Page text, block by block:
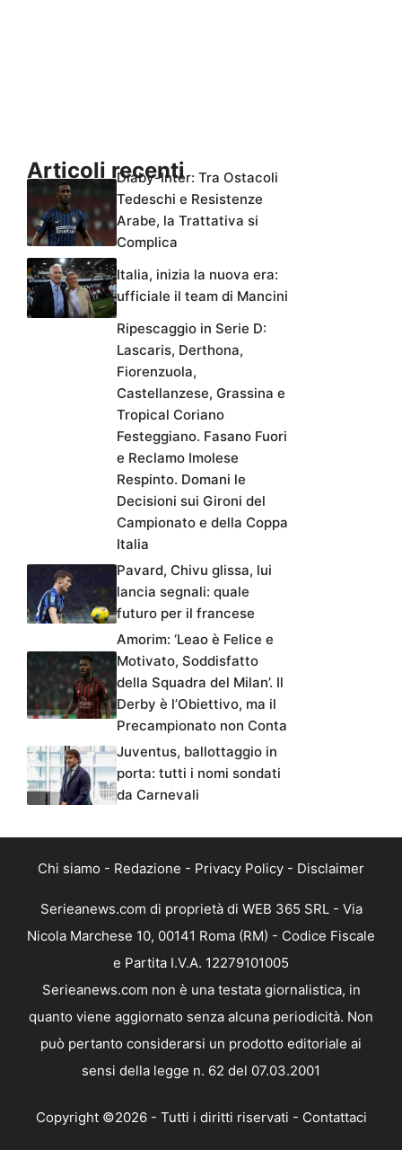
Articoli recentiDiaby-Inter: Tra Ostacoli
Tedeschi e Resistenze
Arabe, la Trattativa si
Complica
Italia, inizia la nuova era:
ufficiale il team di Mancini
Ripescaggio in Serie D:
Lascaris, Derthona,
Fiorenzuola,
Castellanzese, Grassina e
Tropical Coriano
Festeggiano. Fasano Fuori
e Reclamo Imolese
Respinto. Domani le
Decisioni sui Gironi del
Campionato e della Coppa
Italia
Pavard, Chivu glissa, lui
lancia segnali: quale
futuro per il francese
Amorim: ‘Leao è Felice e
Motivato, Soddisfatto
della Squadra del Milan’. Il
Derby è l’Obiettivo, ma il
Precampionato non Conta
Juventus, ballottaggio in
porta: tutti i nomi sondati
da Carnevali
Chi siamo - Redazione - Privacy Policy - Disclaimer
Serieanews.com di proprietà di WEB 365 SRL - Via
Nicola Marchese 10, 00141 Roma (RM) - Codice Fiscale
e Partita I.V.A. 12279101005
Serieanews.com non è una testata giornalistica, in
quanto viene aggiornato senza alcuna periodicità. Non
può pertanto considerarsi un prodotto editoriale ai
sensi della legge n. 62 del 07.03.2001
Copyright ©2026 - Tutti i diritti riservati - Contattaci